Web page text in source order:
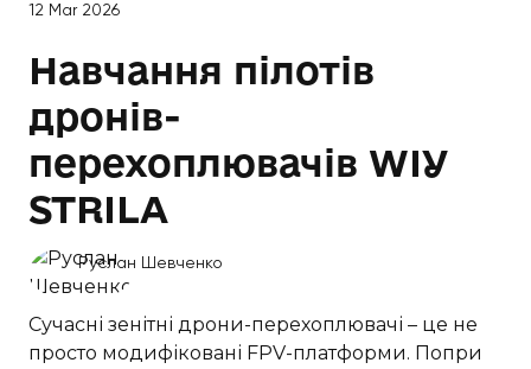
12 Mar 2026
Навчання пілотів
дронів-
перехоплювачів WIY
STRILA
Руслан Шевченко
Сучасні зенітні дрони-перехоплювачі – це не
просто модифіковані FPV-платформи. Попри